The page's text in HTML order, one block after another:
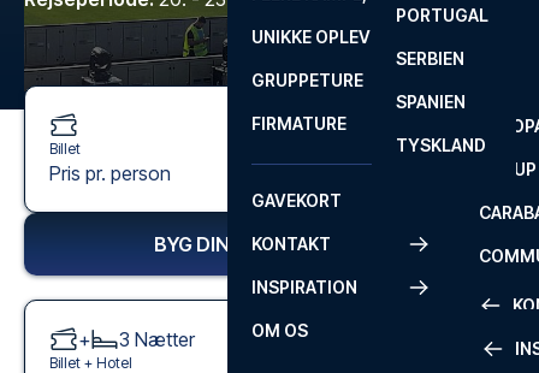
FA CUP
ROM
SEVILLA
PORTUGAL
SERBIEN
SPANIEN
TYSKLAND
UNIKKE OPLEVELSER
GRUPPETURE
FIRMATURE
GAVEKORT
KONTAKT
INSPIRATION
OM OS
Billet
Pris pr. person
BYG DIN FODBOLDREJSE
+ 3 Nætter
Billet + Hotel